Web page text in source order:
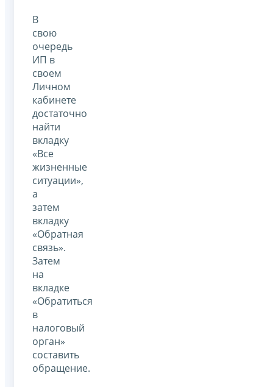
В
свою
очередь
ИП в
своем
Личном
кабинете
достаточно
найти
вкладку
«Все
жизненные
ситуации»,
а
затем
вкладку
«Обратная
связь».
Затем
на
вкладке
«Обратиться
в
налоговый
орган»
составить
обращение.